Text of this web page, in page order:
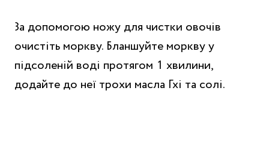
За допомогою ножу для чистки овочів
очистіть моркву. Бланшуйте моркву у
підсоленій воді протягом 1 хвилини,
додайте до неї трохи масла Гхі та солі.